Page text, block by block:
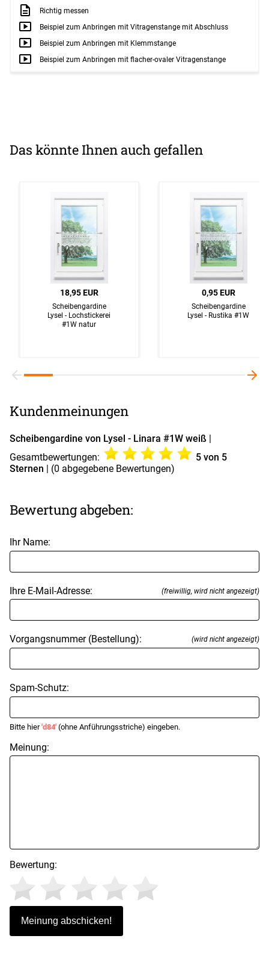
Richtig messen
Beispiel zum Anbringen mit Vitragenstange mit Abschluss
Beispiel zum Anbringen mit Klemmstange
Beispiel zum Anbringen mit flacher-ovaler Vitragenstange
Das könnte Ihnen auch gefallen
18,95 EUR
Scheibengardine
Lysel - Lochstickerei
#1W natur
0,95 EUR
Scheibengardine
Lysel - Rustika #1W
Kundenmeinungen
Scheibengardine von Lysel - Linara #1W weiß |
Gesamtbewertungen:
5von 5
Sternen | (0 abgegebene Bewertungen)
Bewertung abgeben:
Ihr Name:
Ihre E-Mail-Adresse: (freiwillig, wird nicht angezeigt)
Vorgangsnummer (Bestellung): (wird nicht angezeigt)
Spam-Schutz:
Bitte hier'd84' (ohne Anführungsstriche) eingeben.
Meinung:
Bewertung: